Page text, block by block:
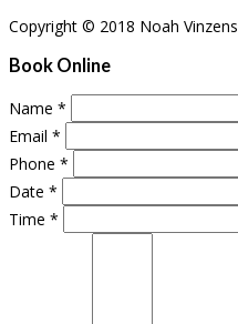
Copyright © 2018 Noah Vinzens
Book Online
Name *
Email *
Phone *
Date *
Time *